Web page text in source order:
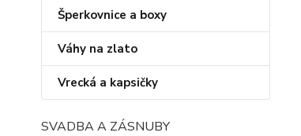
Šperkovnice a boxy
Váhy na zlato
Vrecká a kapsičky
SVADBA A ZÁSNUBY